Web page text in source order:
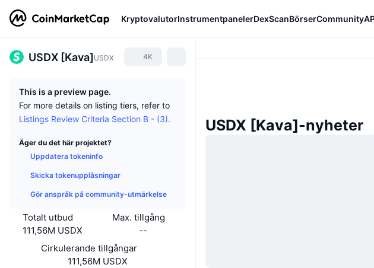
KryptovalutorInstrumentpanelerDexScanBörserCommunity
USDX [Kava] USDX 4K
This is a preview page.
For more details on listing tiers, refer to
Listings Review Criteria Section B - (3).
Äger du det här projektet?
Uppdatera tokeninfo
Skicka tokenupplåsningar
Gör anspråk på community-utmärkelse
Totalt utbud
111,56M USDX
Max. tillgång
--
Cirkulerande tillgångar
111,56M USDX
USDX [Kava]-nyheter